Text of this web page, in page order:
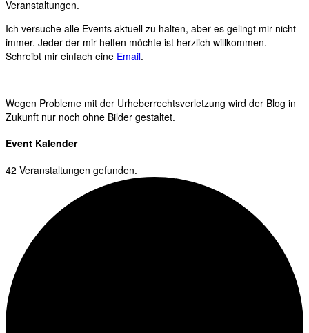
Veranstaltungen.
Ich versuche alle Events aktuell zu halten, aber es gelingt mir nicht
immer. Jeder der mir helfen möchte ist herzlich willkommen.
Schreibt mir einfach eine Email.
Wegen Probleme mit der Urheberrechtsverletzung wird der Blog in
Zukunft nur noch ohne Bilder gestaltet.
Event Kalender
42 Veranstaltungen gefunden.